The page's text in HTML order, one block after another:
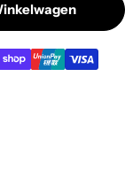
Metal Panel
400 Watt